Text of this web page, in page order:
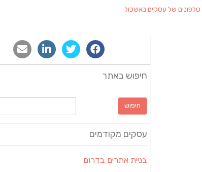
טלפונים של עסקים באשכול
חיפוש באתר
חיפוש:
עסקים מקודמים
בניית אתרים בדרום